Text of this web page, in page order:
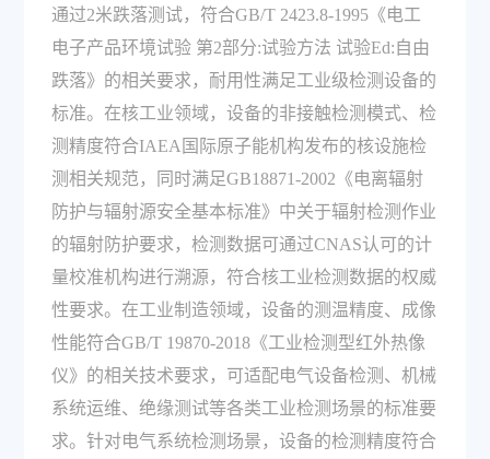
通过2米跌落测试，符合GB/T 2423.8-1995《电工
电子产品环境试验 第2部分:试验方法 试验Ed:自由
跌落》的相关要求，耐用性满足工业级检测设备的
标准。在核工业领域，设备的非接触检测模式、检
测精度符合IAEA国际原子能机构发布的核设施检
测相关规范，同时满足GB18871-2002《电离辐射
防护与辐射源安全基本标准》中关于辐射检测作业
的辐射防护要求，检测数据可通过CNAS认可的计
量校准机构进行溯源，符合核工业检测数据的权威
性要求。在工业制造领域，设备的测温精度、成像
性能符合GB/T 19870-2018《工业检测型红外热像
仪》的相关技术要求，可适配电气设备检测、机械
系统运维、绝缘测试等各类工业检测场景的标准要
求。针对电气系统检测场景，设备的检测精度符合